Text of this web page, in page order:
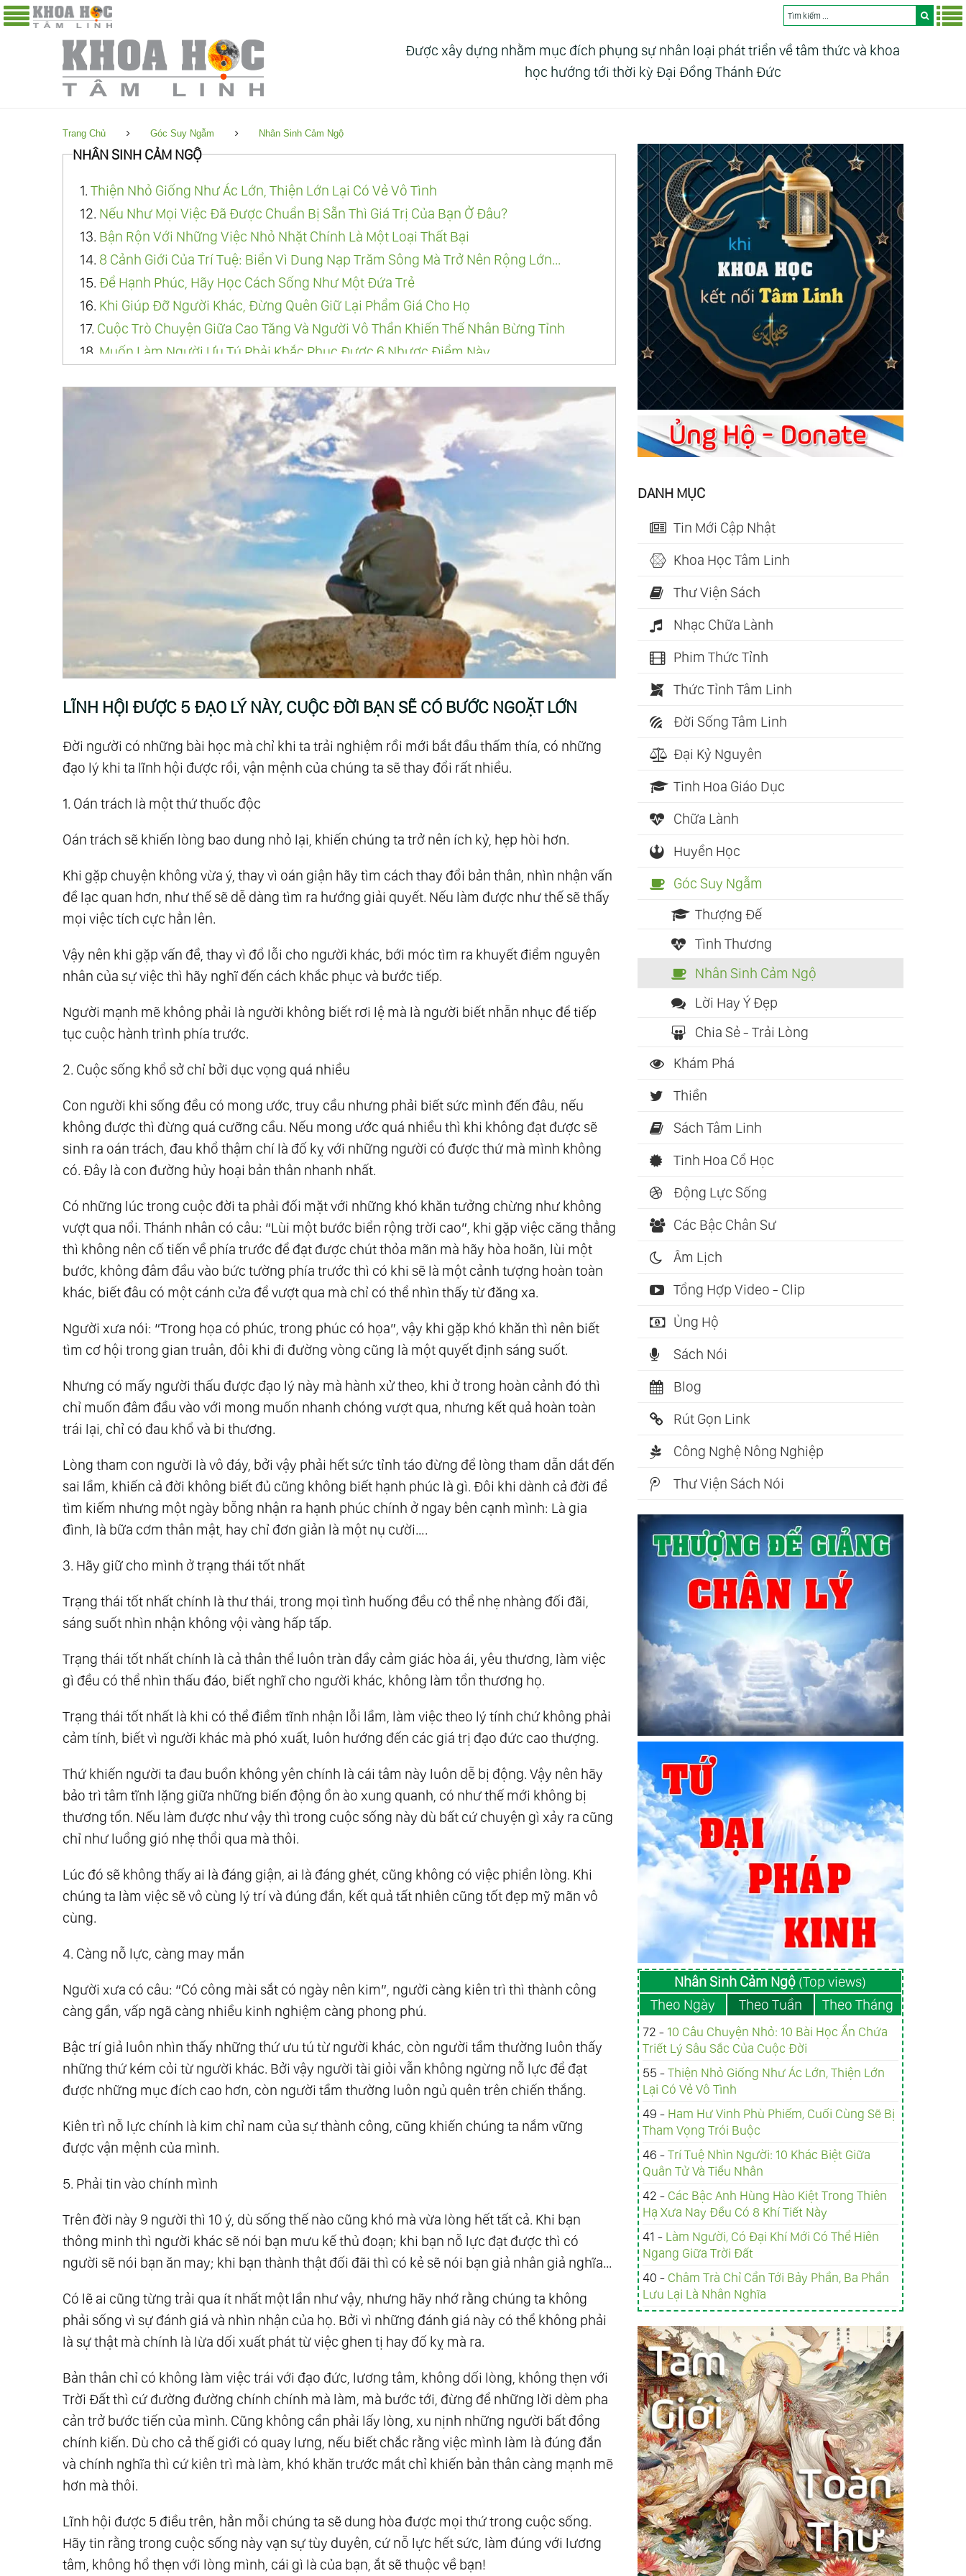
Được xây dựng nhằm mục đích phụng sự nhân loại phát triển về tâm thức và khoa
học hướng tới thời kỳ Đại Đồng Thánh Đức
Trang Chủ Góc Suy Ngẫm Nhân Sinh Cảm Ngộ
NHÂN SINH CẢM NGỘ
1. Thiện Nhỏ Giống Như Ác Lớn, Thiện Lớn Lại Có Vẻ Vô Tình
12. Nếu Như Mọi Việc Đã Được Chuẩn Bị Sẵn Thì Giá Trị Của Bạn Ở Đâu?
13. Bận Rộn Với Những Việc Nhỏ Nhặt Chính Là Một Loại Thất Bại
14. 8 Cảnh Giới Của Trí Tuệ: Biển Vì Dung Nạp Trăm Sông Mà Trở Nên Rộng Lớn...
15. Để Hạnh Phúc, Hãy Học Cách Sống Như Một Đứa Trẻ
16. Khi Giúp Đỡ Người Khác, Đừng Quên Giữ Lại Phẩm Giá Cho Họ
17. Cuộc Trò Chuyện Giữa Cao Tăng Và Người Vô Thần Khiến Thế Nhân Bừng Tỉnh
18. Muốn Làm Người Ưu Tú Phải Khắc Phục Được 6 Nhược Điểm Này
Hạnh Phúc Không Phải Là Đích Đến, Mà Là Cuộc Hành Trình
Lĩnh Hội Được 5 Đạo Lý Này, Cuộc Đời Bạn Sẽ Có Bước Ngoặt Lớn
Đời Người Ngắn Ngủi, Điều Gì Mới Là Quý Giá Nhất?
Lương Thiện Phải Đi Đôi Với Trí Tuệ Nếu Không Bạn Sẽ Trở Thành Ngu Ngốc
Chưa Tu Và Tu Rồi...!!!
Các Bậc Anh Hùng Hào Kiệt Trong Thiên Hạ Xưa Nay Đều Có 8 Khí Tiết Này
Một Vài Câu Chuyện Nhỏ, Lại Có Thể Nói Ra Rất Nhiều Chân Lý Nhân Sinh
Làm Người, Đừng Vì Chút Lợi Nhỏ Nhoi Mà Đánh Mất Đi Nhân Cách
Đời Người Bao Nhiêu Việc Nhiễu Loạn Nhân Tâm, Chỉ Buông Bỏ Mới Có Thể Thông
81.Nhân Sinh Như Mộng Ảo, Ân Huệ Cần Báo Đáp Nhất Định Phải Làm Tròn
101.2 Câu Chuyện Về Lòng Tốt Chứng Minh Rằng, Làm Việc Thiện Thì Không Cần Người
Khác Biết
105. Hãy Để Con Trẻ Hạnh Phúc Khi Được Là Chính Mình
121.Khi Bạn Quên Mất Mình Thật Sự Mạnh Mẽ Thế Nào, Hãy Ghi Nhớ Những Điều Này
161.Làm Người, Ngốc Một Chút Mới Là Hạnh Phúc, Thông Minh Quá Chỉ Mệt Mỏi Thân
Mình
197.Mỉm Cười Dưới Ánh Mặt Trời, Dũng Cảm Vượt Qua Mưa Gió
LĨNH HỘI ĐƯỢC 5 ĐẠO LÝ NÀY, CUỘC ĐỜI BẠN SẼ CÓ BƯỚC NGOẶT LỚN
Đời người có những bài học mà chỉ khi ta trải nghiệm rồi mới bắt đầu thấm thía, có những
đạo lý khi ta lĩnh hội được rồi, vận mệnh của chúng ta sẽ thay đổi rất nhiều.
1. Oán trách là một thứ thuốc độc
Oán trách sẽ khiến lòng bao dung nhỏ lại, khiến chúng ta trở nên ích kỷ, hẹp hòi hơn.
Khi gặp chuyện không vừa ý, thay vì oán giận hãy tìm cách thay đổi bản thân, nhìn nhận vấn
đề lạc quan hơn, như thế sẽ dễ dàng tìm ra hướng giải quyết. Nếu làm được như thế sẽ thấy
mọi việc tích cực hẳn lên.
Vậy nên khi gặp vấn đề, thay vì đổ lỗi cho người khác, bới móc tìm ra khuyết điểm nguyên
nhân của sự việc thì hãy nghĩ đến cách khắc phục và bước tiếp.
Người mạnh mẽ không phải là người không biết rơi lệ mà là người biết nhẫn nhục để tiếp
tục cuộc hành trình phía trước.
2. Cuộc sống khổ sở chỉ bởi dục vọng quá nhiều
Con người khi sống đều có mong ước, truy cầu nhưng phải biết sức mình đến đâu, nếu
không được thì đừng quá cưỡng cầu. Nếu mong ước quá nhiều thì khi không đạt được sẽ
sinh ra oán trách, đau khổ thậm chí là đố kỵ với những người có được thứ mà mình không
có. Đây là con đường hủy hoại bản thân nhanh nhất.
Có những lúc trong cuộc đời ta phải đối mặt với những khó khăn tưởng chừng như không
vượt qua nổi. Thánh nhân có câu: “Lùi một bước biển rộng trời cao”, khi gặp việc căng thẳng
thì không nên cố tiến về phía trước để đạt được chút thỏa mãn mà hãy hòa hoãn, lùi một
bước, không đâm đầu vào bức tường phía trước thì có khi sẽ là một cảnh tượng hoàn toàn
khác, biết đâu có một cánh cửa để vượt qua mà chỉ có thể nhìn thấy từ đăng xa.
Người xưa nói: “Trong họa có phúc, trong phúc có họa”, vậy khi gặp khó khăn thì nên biết
tìm cơ hội trong gian truân, đôi khi đi đường vòng cũng là một quyết định sáng suốt.
Nhưng có mấy người thấu được đạo lý này mà hành xử theo, khi ở trong hoàn cảnh đó thì
chỉ muốn đâm đầu vào với mong muốn nhanh chóng vượt qua, nhưng kết quả hoàn toàn
trái lại, chỉ có đau khổ và bi thương.
Lòng tham con người là vô đáy, bởi vậy phải hết sức tỉnh táo đừng để lòng tham dẫn dắt đến
sai lầm, khiến cả đời không biết đủ cũng không biết hạnh phúc là gì. Đôi khi dành cả đời để
tìm kiếm nhưng một ngày bỗng nhận ra hạnh phúc chính ở ngay bên cạnh mình: Là gia
đình, là bữa cơm thân mật, hay chỉ đơn giản là một nụ cười….
3. Hãy giữ cho mình ở trạng thái tốt nhất
Trạng thái tốt nhất chính là thư thái, trong mọi tình huống đều có thể nhẹ nhàng đối đãi,
sáng suốt nhìn nhận không vội vàng hấp tấp.
Trạng thái tốt nhất chính là cả thân thể luôn tràn đầy cảm giác hòa ái, yêu thương, làm việc
gì đều có thể nhìn thấu đáo, biết nghĩ cho người khác, không làm tổn thương họ.
Trạng thái tốt nhất là khi có thể điềm tĩnh nhận lỗi lầm, làm việc theo lý tính chứ không phải
cảm tính, biết vì người khác mà phó xuất, luôn hướng đến các giá trị đạo đức cao thượng.
Thứ khiến người ta đau buồn không yên chính là cái tâm này luôn dễ bị động. Vậy nên hãy
bảo trì tâm tĩnh lặng giữa những biến động ồn ào xung quanh, có như thế mới không bị
thương tổn. Nếu làm được như vậy thì trong cuộc sống này dù bất cứ chuyện gì xảy ra cũng
chỉ như luồng gió nhẹ thổi qua mà thôi.
Lúc đó sẽ không thấy ai là đáng giận, ai là đáng ghét, cũng không có việc phiền lòng. Khi
chúng ta làm việc sẽ vô cùng lý trí và đúng đắn, kết quả tất nhiên cũng tốt đẹp mỹ mãn vô
cùng.
4. Càng nỗ lực, càng may mắn
Người xưa có câu: “Có công mài sắt có ngày nên kim”, người càng kiên trì thì thành công
càng gần, vấp ngã càng nhiều kinh nghiệm càng phong phú.
Bậc trí giả luôn nhìn thấy những thứ ưu tú từ người khác, còn người tầm thường luôn thấy
những thứ kém cỏi từ người khác. Bởi vậy người tài giỏi vẫn không ngừng nỗ lực để đạt
được những mục đích cao hơn, còn người tầm thường luôn ngủ quên trên chiến thắng.
Kiên trì nỗ lực chính là kim chỉ nam của sự thành công, cũng khiến chúng ta nắm vững
được vận mệnh của mình.
5. Phải tin vào chính mình
Trên đời này 9 người thì 10 ý, dù sống thế nào cũng khó mà vừa lòng hết tất cả. Khi bạn
thông minh thì người khác sẽ nói bạn mưu kế thủ đoạn; khi bạn nỗ lực đạt được thì có
người sẽ nói bạn ăn may; khi bạn thành thật đối đãi thì có kẻ sẽ nói bạn giả nhân giả nghĩa…
Có lẽ ai cũng từng trải qua ít nhất một lần như vậy, nhưng hãy nhớ rằng chúng ta không
phải sống vì sự đánh giá và nhìn nhận của họ. Bởi vì những đánh giá này có thể không phải
là sự thật mà chính là lừa dối xuất phát từ việc ghen tị hay đố kỵ mà ra.
Bản thân chỉ có không làm việc trái với đạo đức, lương tâm, không dối lòng, không thẹn với
Trời Đất thì cứ đường đường chính chính mà làm, mà bước tới, đừng để những lời dèm pha
cản trở bước tiến của mình. Cũng không cần phải lấy lòng, xu nịnh những người bất đồng
chính kiến. Dù cho cả thế giới có quay lưng, nếu biết chắc rằng việc mình làm là đúng đắn
và chính nghĩa thì cứ kiên trì mà làm, khó khăn trước mắt chỉ khiến bản thân càng mạnh mẽ
hơn mà thôi.
Lĩnh hội được 5 điều trên, hẳn mỗi chúng ta sẽ dung hòa được mọi thứ trong cuộc sống.
Hãy tin rằng trong cuộc sống này vạn sự tùy duyên, cứ nỗ lực hết sức, làm đúng với lương
tâm, không hổ thẹn với lòng mình, cái gì là của bạn, ắt sẽ thuộc về bạn!
DANH MỤC
Tin Mới Cập Nhật
Khoa Học Tâm Linh
Thư Viện Sách
Nhạc Chữa Lành
Phim Thức Tỉnh
Thức Tỉnh Tâm Linh
Đời Sống Tâm Linh
Đại Kỷ Nguyên
Tinh Hoa Giáo Dục
Chữa Lành
Huyền Học
Góc Suy Ngẫm
Thượng Đế
Tình Thương
Nhân Sinh Cảm Ngộ
Lời Hay Ý Đẹp
Chia Sẻ - Trải Lòng
Khám Phá
Thiền
Sách Tâm Linh
Tinh Hoa Cổ Học
Động Lực Sống
Các Bậc Chân Sư
Âm Lịch
Tổng Hợp Video - Clip
Ủng Hộ
Sách Nói
Blog
Rút Gọn Link
Công Nghệ Nông Nghiệp
Thư Viện Sách Nói
Nhân Sinh Cảm Ngộ (Top views)
Theo Ngày
Theo Tuần Theo Tháng
72 - 10 Câu Chuyện Nhỏ: 10 Bài Học Ẩn Chứa
Triết Lý Sâu Sắc Của Cuộc Đời
55 -Thiện Nhỏ Giống Như Ác Lớn, Thiện Lớn
Lại Có Vẻ Vô Tình
49 - Ham Hư Vinh Phù Phiếm, Cuối Cùng Sẽ Bị
Tham Vọng Trói Buộc
46 -Trí Tuệ Nhìn Người: 10 Khác Biệt Giữa
Quân Tử Và Tiểu Nhân
42 - Các Bậc Anh Hùng Hào Kiệt Trong Thiên
Hạ Xưa Nay Đều Có 8 Khí Tiết Này
41 - Làm Người, Có Đại Khí Mới Có Thể Hiên
Ngang Giữa Trời Đất
40 - Châm Trà Chỉ Cần Tới Bảy Phần, Ba Phần
Lưu Lại Là Nhân Nghĩa